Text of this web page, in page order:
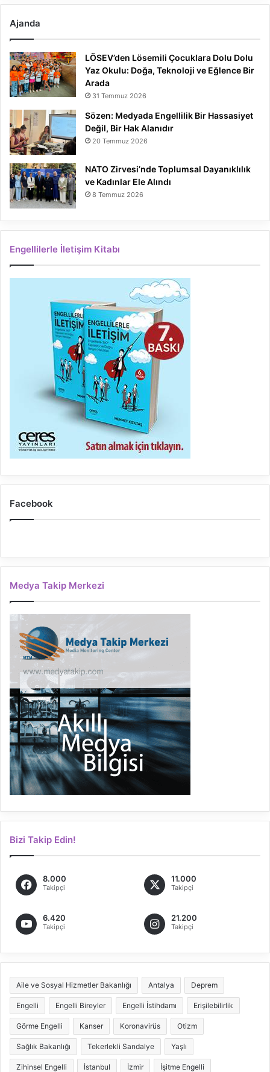
Ajanda
LÖSEV’den Lösemili Çocuklara Dolu Dolu
Yaz Okulu: Doğa, Teknoloji ve Eğlence Bir
Arada
31 Temmuz 2026
Sözen: Medyada Engellilik Bir Hassasiyet
Değil, Bir Hak Alanıdır
20 Temmuz 2026
NATO Zirvesi’nde Toplumsal Dayanıklılık
ve Kadınlar Ele Alındı
8 Temmuz 2026
Engellilerle İletişim Kitabı
Facebook
Medya Takip Merkezi
Bizi Takip Edin!
8.000
Takipçi
11.000
Takipçi
6.420
Takipçi
21.200
Takipçi
Aile ve Sosyal Hizmetler Bakanlığı Antalya Deprem
Engelli Engelli Bireyler Engelli İstihdamı Erişilebilirlik
Görme Engelli Kanser Koronavirüs Otizm
Sağlık Bakanlığı Tekerlekli Sandalye Yaşlı
Zihinsel Engelli İstanbul İzmir İşitme Engelli